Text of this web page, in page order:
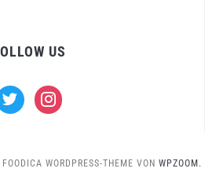
US
instagram
FOODICA WORDPRESS-THEME VON WPZOOM.